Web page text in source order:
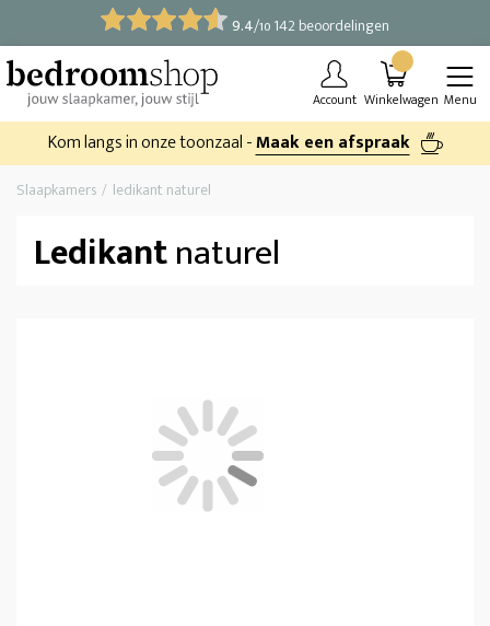
9.4/10 142 beoordelingen
Account Winkelwagen Menu
Kom langs in onze toonzaal -Maak een afspraak
Slaapkamers ledikant naturel
Ledikantnaturel